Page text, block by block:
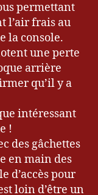
permettant
l’air frais au
la console.
une perte
arrière
qu’il y a
intéressant
!
des gâchettes
en main des
d’accès pour
loin d’être un